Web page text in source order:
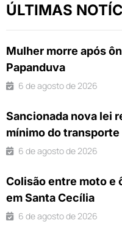
ÚLTIMAS
Mulher morre após
Papanduva
6 de agosto de 2026
Sancionada nova lei
mínimo do
6 de agosto de 2026
Colisão entre moto e
em Santa Cecília
6 de agosto de 2026